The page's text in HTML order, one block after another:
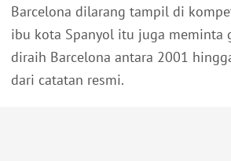
Barcelona dilarang tampil di
ibu kota Spanyol itu juga meminta
diraih Barcelona antara 2001
dari catatan resmi.